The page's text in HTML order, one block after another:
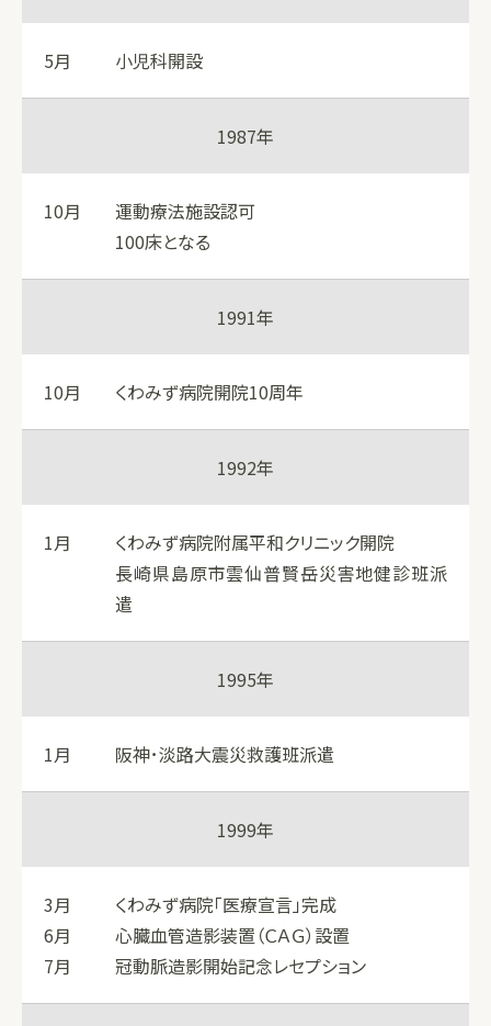
5月 小児科開設
1987年
10月
運動療法施設認可
100床となる
1991年
10月 くわみず病院開院10周年
1992年
1月
くわみず病院附属平和クリニック開院
長崎県島原市雲仙普賢岳災害地健診班派
遣
1995年
1月 阪神･淡路大震災救護班派遣
1999年
3月
くわみず病院「医療宣言」完成
6月
心臓血管造影装置（ＣＡＧ）設置
7月
冠動脈造影開始記念レセプション